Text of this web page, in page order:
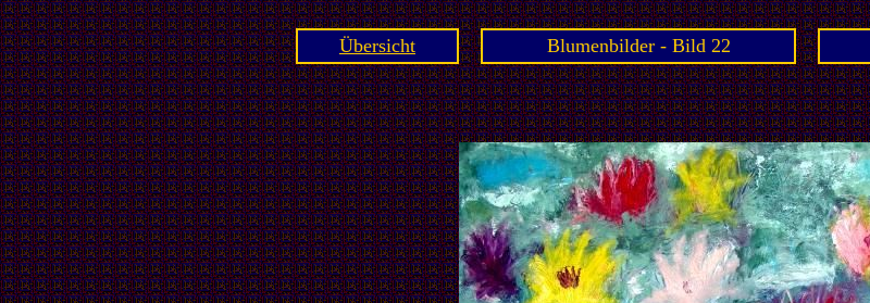
Übersicht Blumenbilder - Bild 22